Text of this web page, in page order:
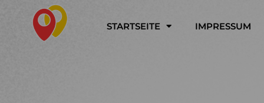
springen
STARTSEITE IMPRESSUM